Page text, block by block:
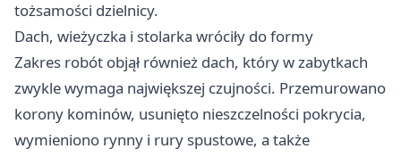
tożsamości dzielnicy.
Dach, wieżyczka i stolarka wróciły do formy
Zakres robót objął również dach, który w zabytkach
zwykle wymaga największej czujności. Przemurowano
korony kominów, usunięto nieszczelności pokrycia,
wymieniono rynny i rury spustowe, a także